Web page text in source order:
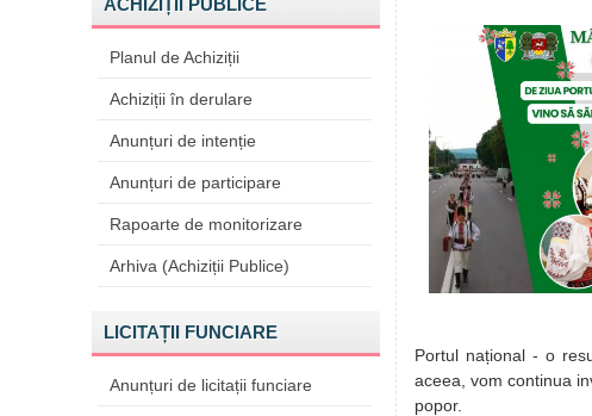
ACHIZIȚII PUBLICE
Planul de Achiziții
Achiziții în derulare
Anunțuri de intenție
Anunțuri de participare
Rapoarte de monitorizare
Arhiva (Achiziții Publice)
LICITAȚII FUNCIARE
Anunțuri de licitații funciare
Portul național - o
aceea, vom continua
popor.